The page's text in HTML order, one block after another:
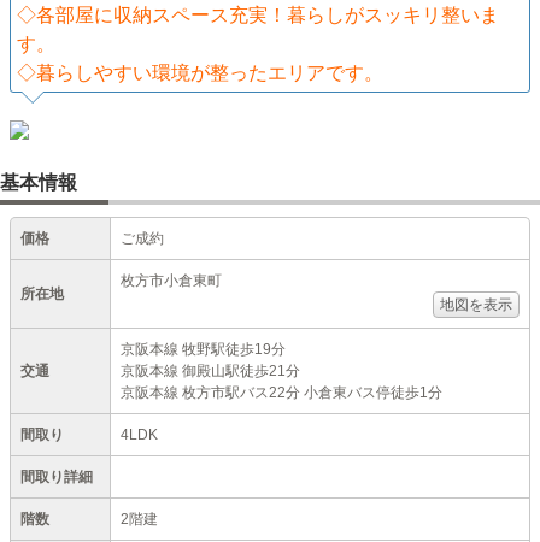
◇各部屋に収納スペース充実！暮らしがスッキリ整いま
す。
◇暮らしやすい環境が整ったエリアです。
基本情報
価格 ご成約
所在地
枚方市小倉東町
地図を表示
交通
京阪本線 牧野駅徒歩19分
京阪本線 御殿山駅徒歩21分
京阪本線 枚方市駅バス22分 小倉東バス停徒歩1分
間取り 4LDK
間取り詳細
階数 2階建